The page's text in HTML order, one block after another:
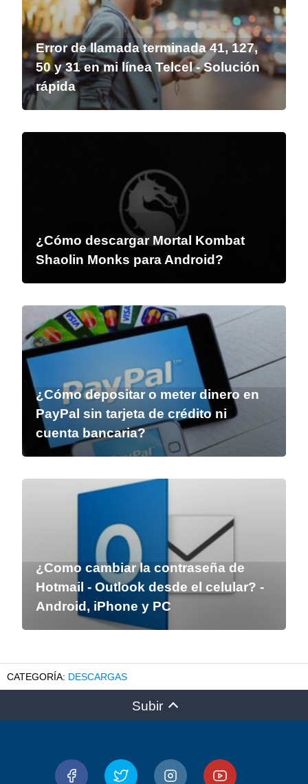
Error de llamada terminada 41, 127,
50 y 31 en mi línea Telcel - Solución
rápida
¿Cómo descargar Mortal Kombat
Shaolin Monks para Android?
¿Cómo depositar o meter dinero en
PayPal sin tarjeta de crédito ni
cuenta bancaria?
¿Como cambiar la contraseña de
Hotmail - Outlook desde el celular? -
Android, iPhone y PC
DESCARGAS
Subir